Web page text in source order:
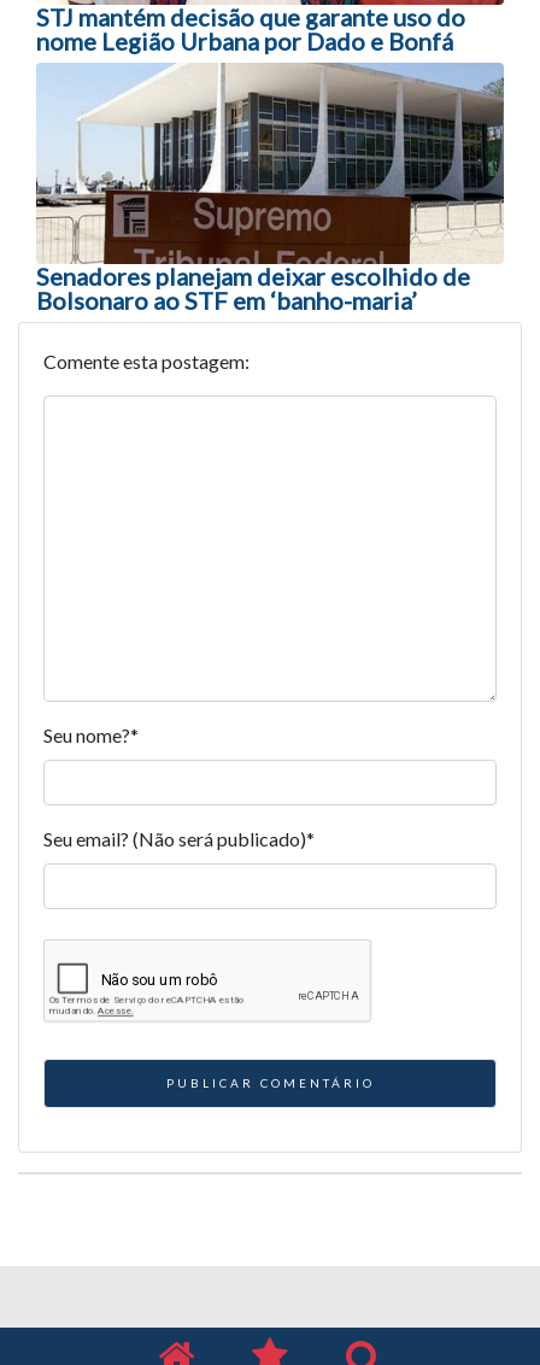
STJ mantém decisão que garante uso do
nome Legião Urbana por Dado e Bonfá
Senadores planejam deixar escolhido de
Bolsonaro ao STF em ‘banho-maria’
Comente esta postagem:
Seu nome?*
Seu email? (Não será publicado)*